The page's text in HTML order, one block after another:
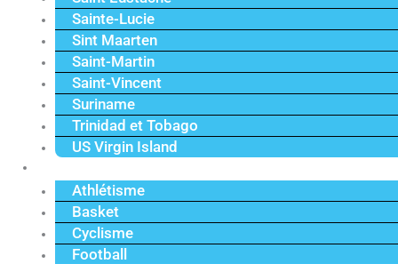
Sainte-Lucie
Sint Maarten
Saint-Martin
Saint-Vincent
Suriname
Trinidad et Tobago
US Virgin Island
Athlétisme
Basket
Cyclisme
Football